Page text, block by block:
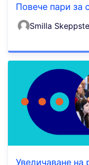
Повече пари за
Smilla
Увеличаване на